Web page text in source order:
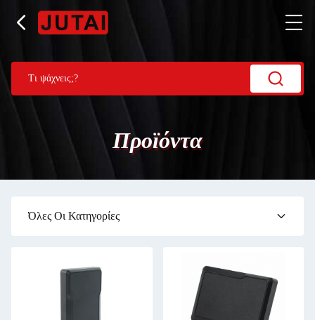
Προϊόντα
Όλες Οι Κατηγορίες